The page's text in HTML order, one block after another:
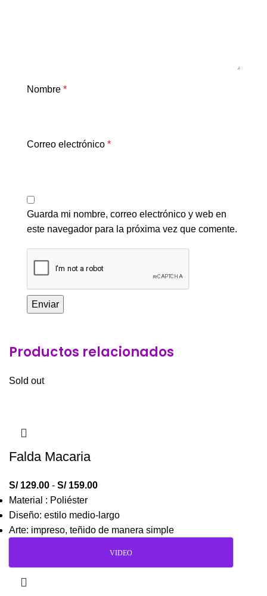
Nombre *
Correo electrónico *
Guarda mi nombre, correo electrónico y web en
este navegador para la próxima vez que comente.
Productos relacionados
Sold out
Falda Macaria
S/129.00 - S/159.00
Material : Poliéster
Diseño: estilo medio-largo
Arte: impreso, teñido de manera simple
VIDEO